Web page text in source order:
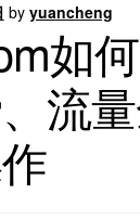
by yuancheng
如
流